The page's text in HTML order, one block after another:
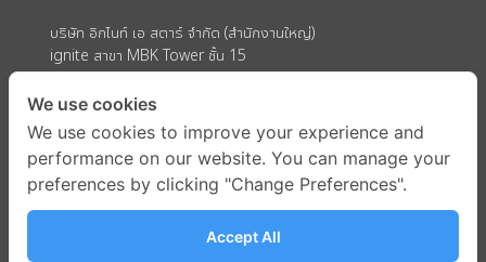
บริษัท อิกไนท์ เอ สตาร์ จำกัด (สำนักงานใหญ่)
ignite สาขา MBK Tower ชั้น 15
ถนนพญาไท แขวงวังใหม่ เขตปทุมวัน กรุงเทพมหานคร 10330
We use cookies
We use cookies to improve your experience and
performance on our website. You can manage your
preferences by clicking "Change Preferences".
Accept All